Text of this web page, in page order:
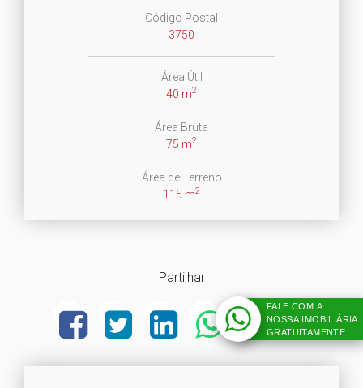
Código Postal
3750
Área Útil
40 m2
Área Bruta
75 m2
Área de Terreno
115 m2
Partilhar
FALE COM A
NOSSA IMOBILIÁRIA
GRATUITAMENTE